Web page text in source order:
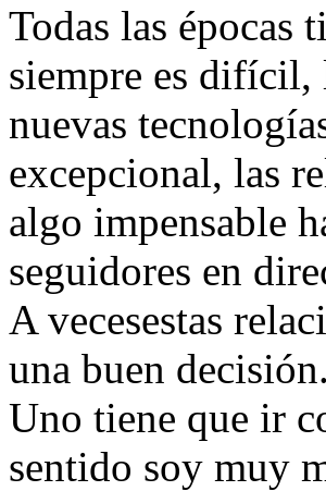
Todas las épocas
siempre es difícil,
nuevas
excepcional, las
algo impensable
seguidores en
A vecesestas
una buen
Uno tiene que ir
sentido soy muy